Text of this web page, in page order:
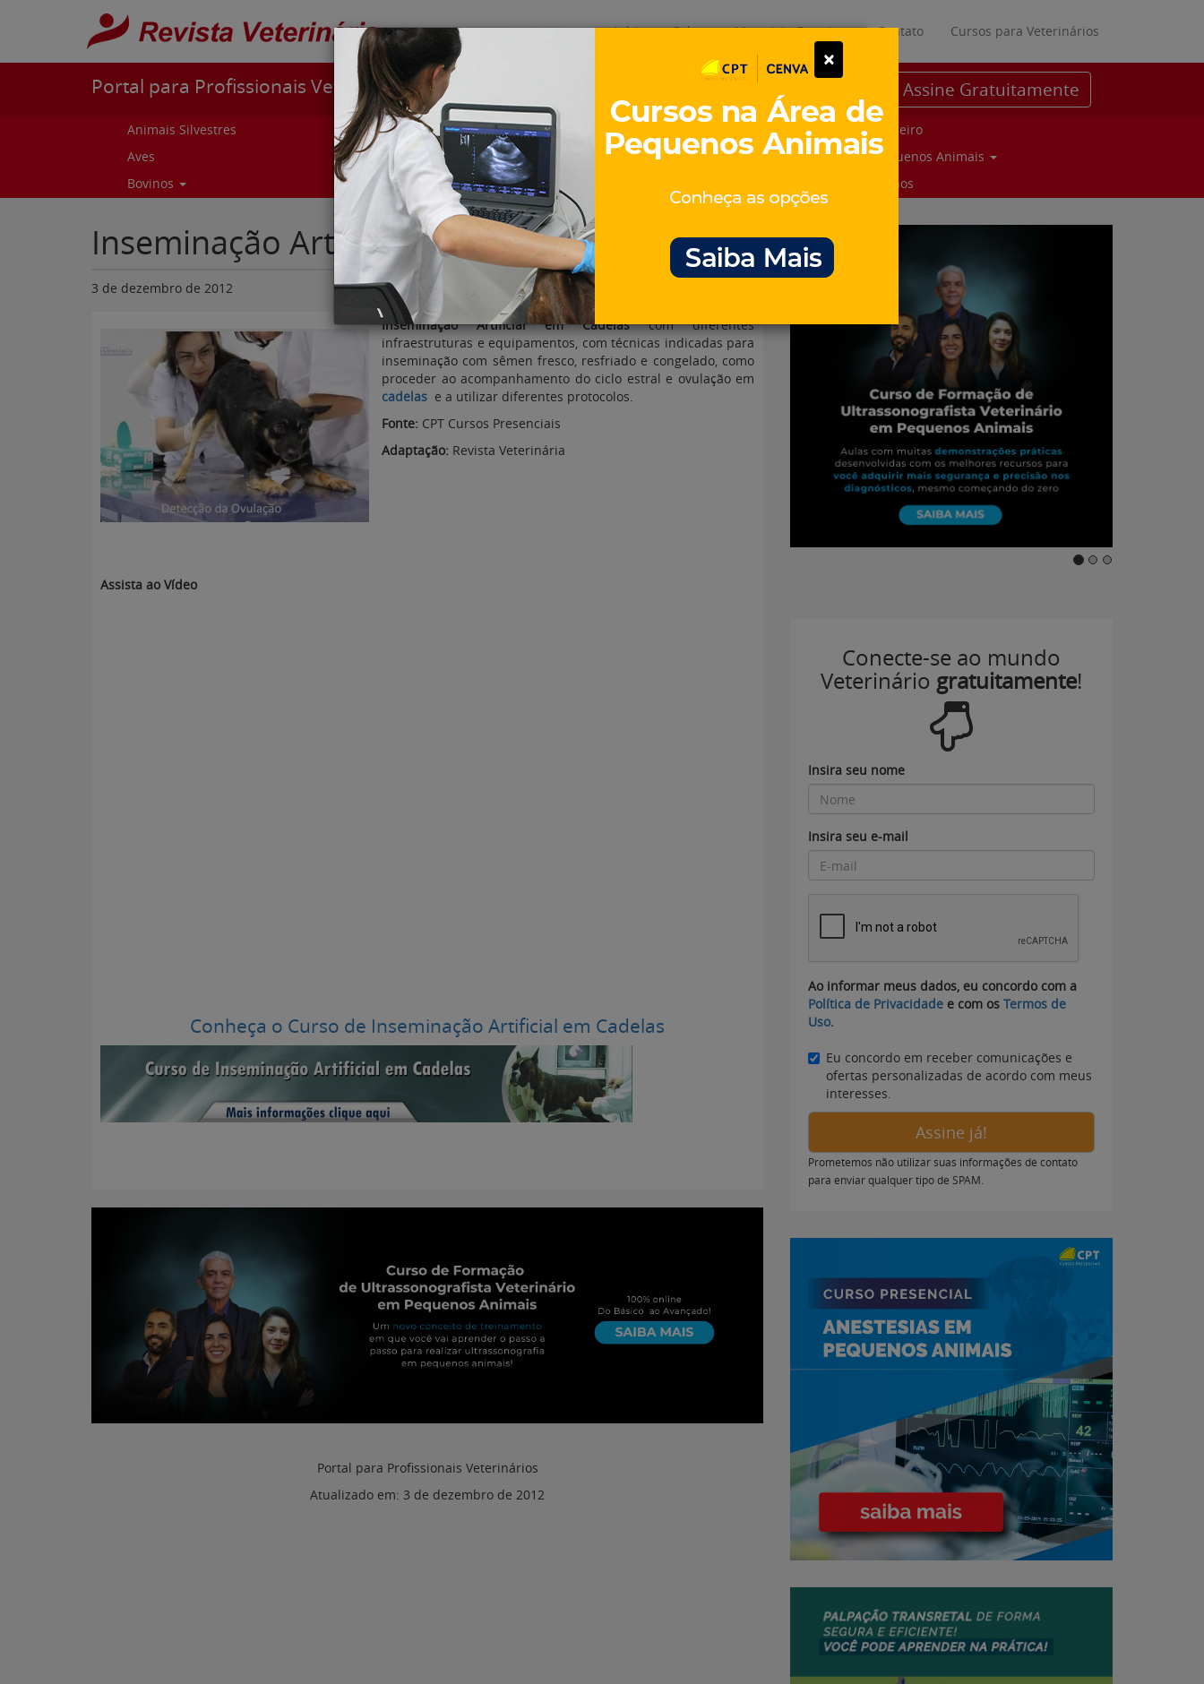
Pular para o conteúdo
Início Sobre Materiais Gratuitos Contato Cursos para Veterinários
Portal para Profissionais Veterinários Assine Gratuitamente
Animais Silvestres
Aves
Bovinos
Caprinos e ovinos
Curiosidades
Cursos e Eventos
Equinos
Parceiro
Pequenos Animais
Suinos
Inseminação Artificial em Cadelas
3 de dezembro de 2012
Inseminação Artificial em Cadelascom diferentes
infraestruturas e equipamentos, com técnicas indicadas para
inseminação com sêmen fresco, resfriado e congelado, como
proceder ao acompanhamento do ciclo estral e ovulação em
cadelas e a utilizar diferentes protocolos.
Fonte: CPT Cursos Presenciais
Adaptação: Revista Veterinária
Assista ao Vídeo
Conheça o Curso de Inseminação Artificial em Cadelas
Atualizado em:3 de dezembro de 2012
Conecte-se ao mundo
Veterinário gratuitamente!
Insira seu nome
Insira seu e-mail
Ao informar meus dados, eu concordo com a
Política de Privacidade e com os Termos de
Uso.
Eu concordo em receber comunicações e
ofertas personalizadas de acordo com meus
interesses.
Assine já!
Prometemos não utilizar suas informações de contato
para enviar qualquer tipo de SPAM.
×